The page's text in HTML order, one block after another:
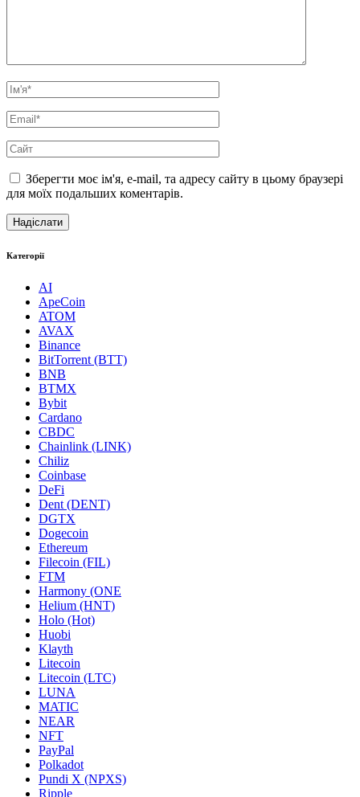
Зберегти моє ім'я, e-mail, та адресу сайту в цьому браузері
для моїх подальших коментарів.
Категорії
AI
ApeCoin
ATOM
AVAX
Binance
BitTorrent (BTT)
BNB
BTMX
Bybit
Cardano
CBDC
Chainlink (LINK)
Chiliz
Coinbase
DeFi
Dent (DENT)
DGTX
Dogecoin
Ethereum
Filecoin (FIL)
FTM
Harmony (ONE
Helium (HNT)
Holo (Hot)
Huobi
Klayth
Litecoin
Litecoin (LTC)
LUNA
MATIC
NEAR
NFT
PayPal
Polkadot
Pundi X (NPXS)
Ripple